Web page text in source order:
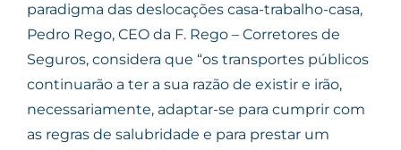
paradigma das deslocações casa-trabalho-casa,
Pedro Rego, CEO da F. Rego – Corretores de
Seguros, considera que “os transportes públicos
continuarão a ter a sua razão de existir e irão,
necessariamente, adaptar-se para cumprir com
as regras de salubridade e para prestar um